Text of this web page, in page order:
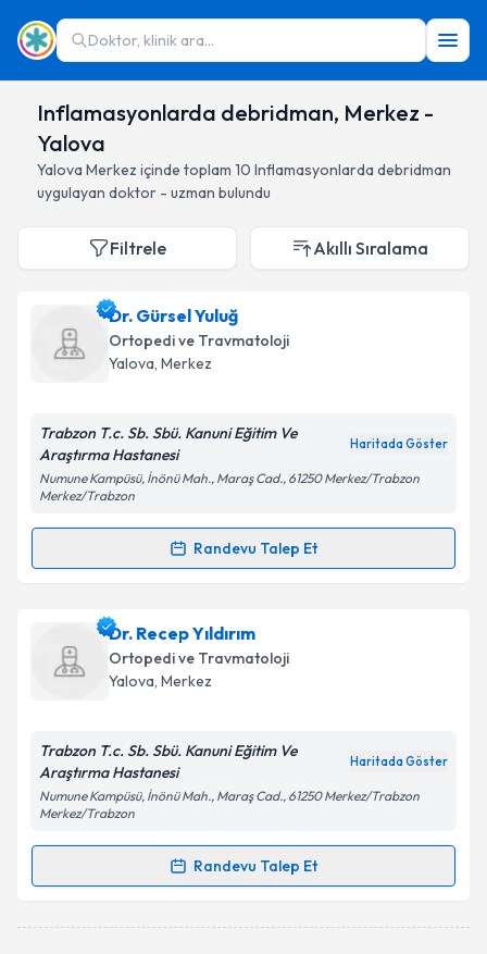
Doktor, klinik ara...
Inflamasyonlarda debridman, Merkez -
Yalova
Yalova Merkez içinde toplam 10 Inflamasyonlarda debridman
uygulayan doktor - uzman bulundu
Filtrele Akıllı Sıralama
Dr. Gürsel Yuluğ
Ortopedi ve Travmatoloji
Yalova, Merkez
Trabzon T.c. Sb. Sbü. Kanuni Eğitim Ve
Araştırma Hastanesi
Haritada Göster
Numune Kampüsü, İnönü Mah., Maraş Cad., 61250 Merkez/Trabzon
Merkez/Trabzon
Randevu Talep Et
Randevu Takvimi Talebi
Dr. Gürsel Yuluğiçin randevu takvimi talebi oluşturun.
Size bu uzmandan randevu almanız için bir takvim
hazırlandığında e-posta ile bilgilendireceğiz.
Metni'ni okudum ve kişisel verilerimin belirtilen
kapsamda işlenmesini kabul ediyorum.
Dr. Recep Yıldırım
Ortopedi ve Travmatoloji
Yalova, Merkez
Trabzon T.c. Sb. Sbü. Kanuni Eğitim Ve
Araştırma Hastanesi
Haritada Göster
Numune Kampüsü, İnönü Mah., Maraş Cad., 61250 Merkez/Trabzon
Merkez/Trabzon
Randevu Talep Et
Randevu Takvimi Talebi